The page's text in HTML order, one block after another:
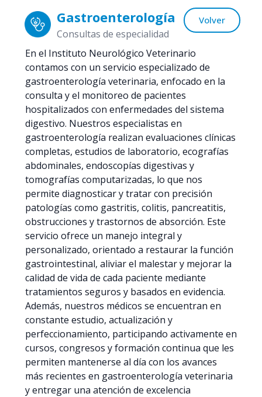
Gastroenterología
Consultas de especialidad
Volver
En el Instituto Neurológico Veterinario
contamos con un servicio especializado de
gastroenterología veterinaria, enfocado en la
consulta y el monitoreo de pacientes
hospitalizados con enfermedades del sistema
digestivo. Nuestros especialistas en
gastroenterología realizan evaluaciones clínicas
completas, estudios de laboratorio, ecografías
abdominales, endoscopías digestivas y
tomografías computarizadas, lo que nos
permite diagnosticar y tratar con precisión
patologías como gastritis, colitis, pancreatitis,
obstrucciones y trastornos de absorción. Este
servicio ofrece un manejo integral y
personalizado, orientado a restaurar la función
gastrointestinal, aliviar el malestar y mejorar la
calidad de vida de cada paciente mediante
tratamientos seguros y basados en evidencia.
Además, nuestros médicos se encuentran en
constante estudio, actualización y
perfeccionamiento, participando activamente en
cursos, congresos y formación continua que les
permiten mantenerse al día con los avances
más recientes en gastroenterología veterinaria
y entregar una atención de excelencia